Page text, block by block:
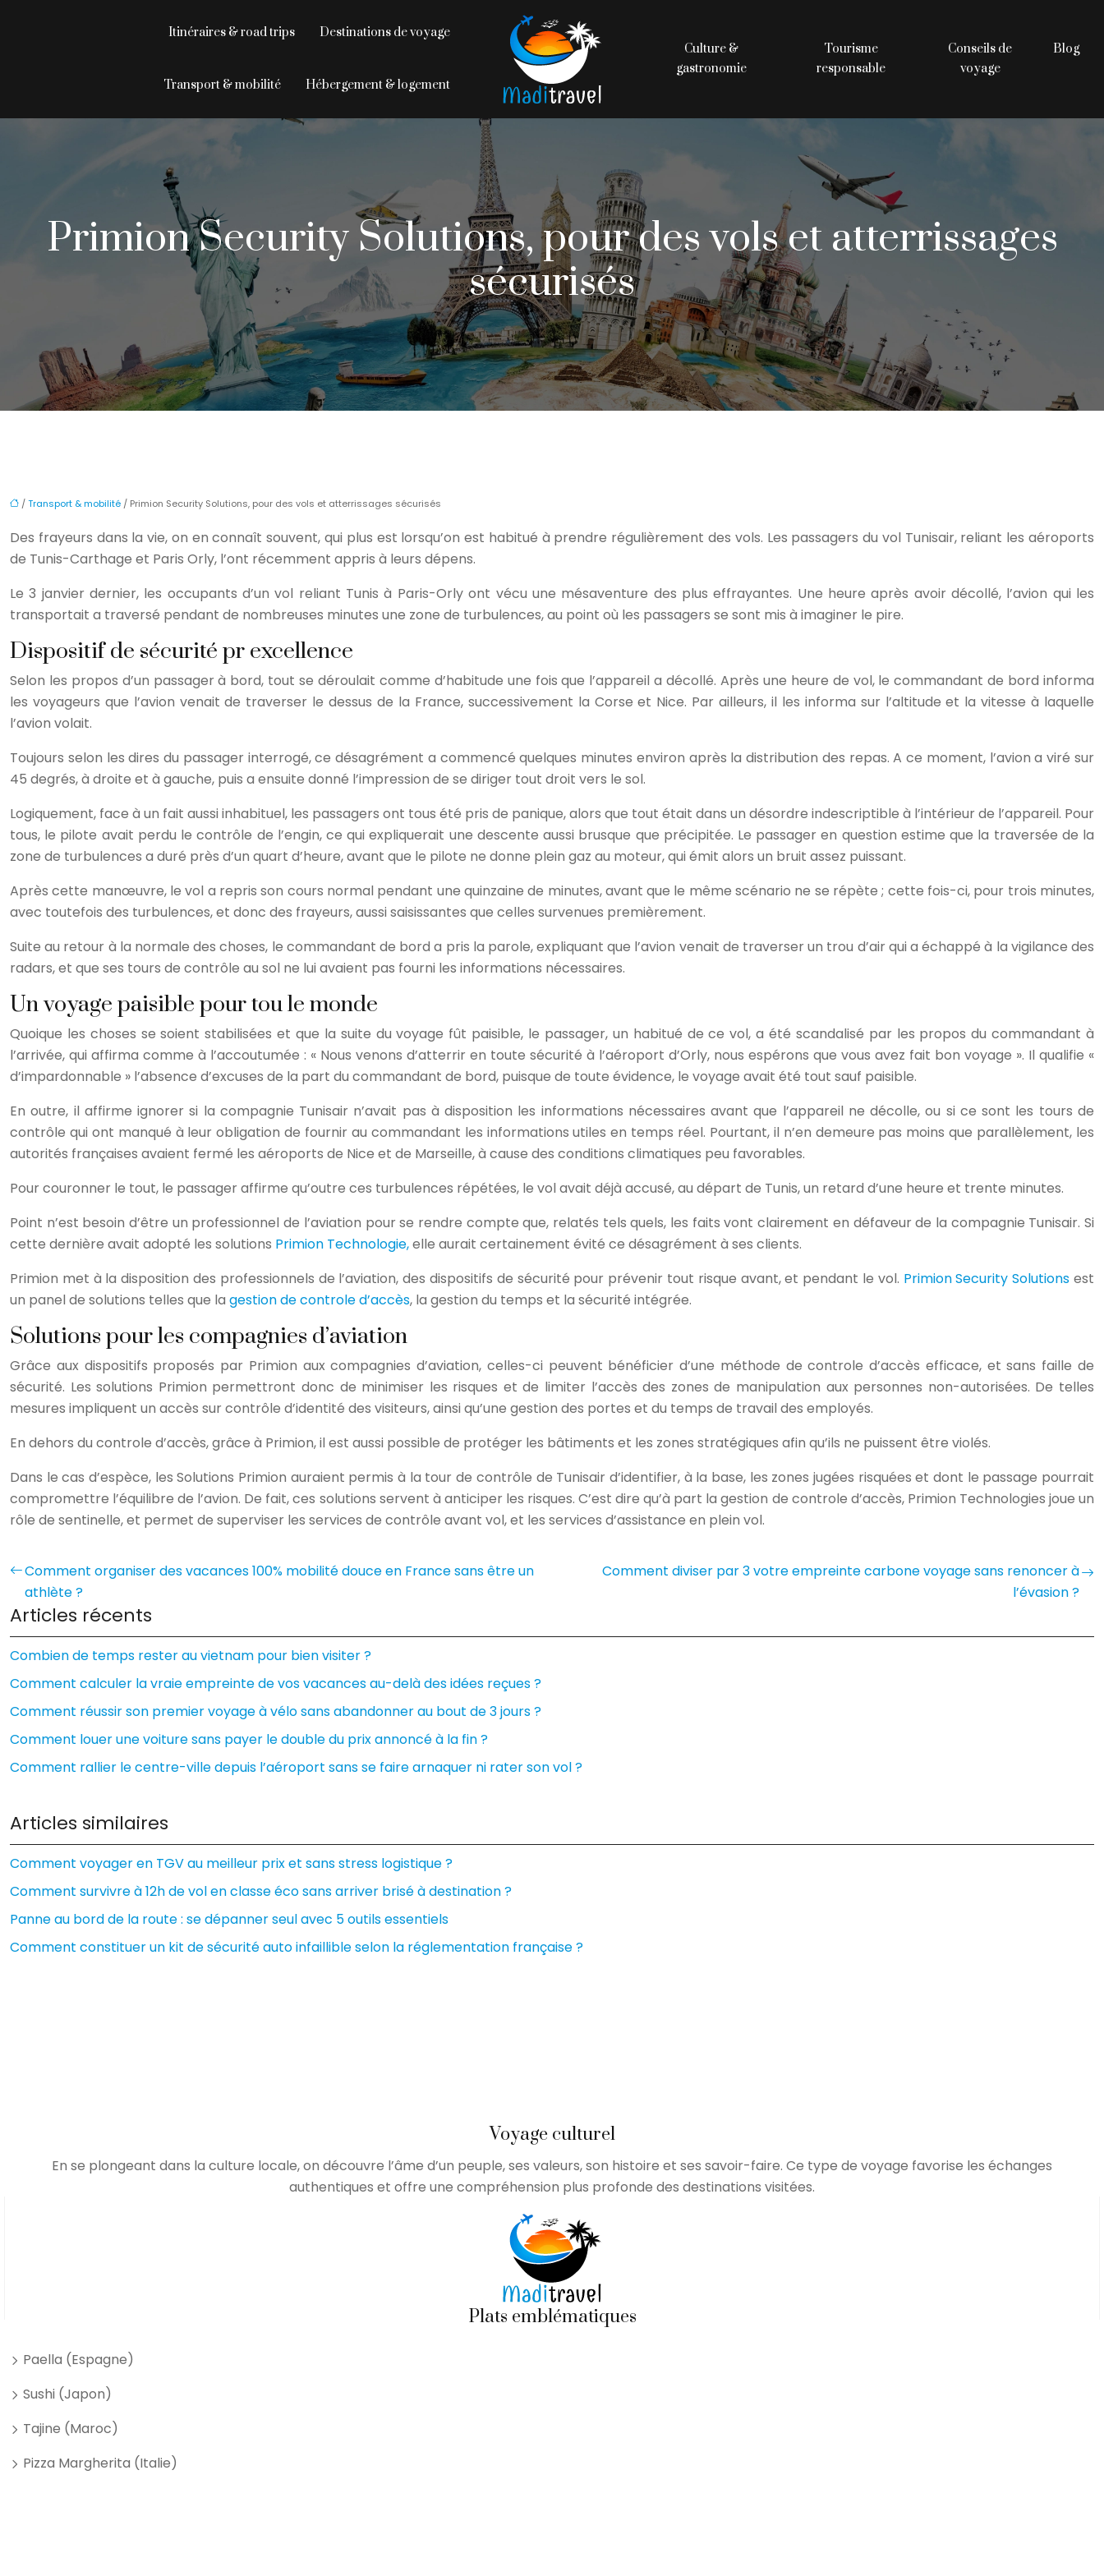
Destinations de voyage
Itinéraires & road trips
Hébergement & logement
Transport & mobilité
Culture &
gastronomie
Tourisme
responsable
Conseils de
voyage
Blog
Primion Security Solutions, pour des vols et atterrissages
sécurisés
/Transport & mobilité / Primion Security Solutions, pour des vols et atterrissages sécurisés
Des frayeurs dans la vie, on en connaît souvent, qui plus est lorsqu’on est habitué à prendre régulièrement des vols. Les passagers du vol Tunisair, reliant les aéroports
de Tunis-Carthage et Paris Orly, l’ont récemment appris à leurs dépens.
Le 3 janvier dernier, les occupants d’un vol reliant Tunis à Paris-Orly ont vécu une mésaventure des plus effrayantes. Une heure après avoir décollé, l’avion qui les
transportait a traversé pendant de nombreuses minutes une zone de turbulences, au point où les passagers se sont mis à imaginer le pire.
Dispositif de sécurité pr excellence
Selon les propos d’un passager à bord, tout se déroulait comme d’habitude une fois que l’appareil a décollé. Après une heure de vol, le commandant de bord informa
les voyageurs que l’avion venait de traverser le dessus de la France, successivement la Corse et Nice. Par ailleurs, il les informa sur l’altitude et la vitesse à laquelle
l’avion volait.
Toujours selon les dires du passager interrogé, ce désagrément a commencé quelques minutes environ après la distribution des repas. A ce moment, l’avion a viré sur
45 degrés, à droite et à gauche, puis a ensuite donné l’impression de se diriger tout droit vers le sol.
Logiquement, face à un fait aussi inhabituel, les passagers ont tous été pris de panique, alors que tout était dans un désordre indescriptible à l’intérieur de l’appareil. Pour
tous, le pilote avait perdu le contrôle de l’engin, ce qui expliquerait une descente aussi brusque que précipitée. Le passager en question estime que la traversée de la
zone de turbulences a duré près d’un quart d’heure, avant que le pilote ne donne plein gaz au moteur, qui émit alors un bruit assez puissant.
Après cette manœuvre, le vol a repris son cours normal pendant une quinzaine de minutes, avant que le même scénario ne se répète ; cette fois-ci, pour trois minutes,
avec toutefois des turbulences, et donc des frayeurs, aussi saisissantes que celles survenues premièrement.
Suite au retour à la normale des choses, le commandant de bord a pris la parole, expliquant que l’avion venait de traverser un trou d’air qui a échappé à la vigilance des
radars, et que ses tours de contrôle au sol ne lui avaient pas fourni les informations nécessaires.
Un voyage paisible pour tou le monde
Quoique les choses se soient stabilisées et que la suite du voyage fût paisible, le passager, un habitué de ce vol, a été scandalisé par les propos du commandant à
l’arrivée, qui affirma comme à l’accoutumée : « Nous venons d’atterrir en toute sécurité à l’aéroport d’Orly, nous espérons que vous avez fait bon voyage ». Il qualifie «
d’impardonnable » l’absence d’excuses de la part du commandant de bord, puisque de toute évidence, le voyage avait été tout sauf paisible.
En outre, il affirme ignorer si la compagnie Tunisair n’avait pas à disposition les informations nécessaires avant que l’appareil ne décolle, ou si ce sont les tours de
contrôle qui ont manqué à leur obligation de fournir au commandant les informations utiles en temps réel. Pourtant, il n’en demeure pas moins que parallèlement, les
autorités françaises avaient fermé les aéroports de Nice et de Marseille, à cause des conditions climatiques peu favorables.
Pour couronner le tout, le passager affirme qu’outre ces turbulences répétées, le vol avait déjà accusé, au départ de Tunis, un retard d’une heure et trente minutes.
Point n’est besoin d’être un professionnel de l’aviation pour se rendre compte que, relatés tels quels, les faits vont clairement en défaveur de la compagnie Tunisair. Si
cette dernière avait adopté les solutions Primion Technologie,elle aurait certainement évité ce désagrément à ses clients.
Primion met à la disposition des professionnels de l’aviation, des dispositifs de sécurité pour prévenir tout risque avant, et pendant le vol. Primion Security Solutions est
un panel de solutions telles que la gestion de controle d’accès, la gestion du temps et la sécurité intégrée.
Solutions pour les compagnies d’aviation
Grâce aux dispositifs proposés par Primion aux compagnies d’aviation, celles-ci peuvent bénéficier d’une méthode de controle d’accès efficace, et sans faille de
sécurité. Les solutions Primion permettront donc de minimiser les risques et de limiter l’accès des zones de manipulation aux personnes non-autorisées. De telles
mesures impliquent un accès sur contrôle d’identité des visiteurs, ainsi qu’une gestion des portes et du temps de travail des employés.
En dehors du controle d’accès, grâce à Primion, il est aussi possible de protéger les bâtiments et les zones stratégiques afin qu’ils ne puissent être violés.
Dans le cas d’espèce, les Solutions Primion auraient permis à la tour de contrôle de Tunisair d’identifier, à la base, les zones jugées risquées et dont le passage pourrait
compromettre l’équilibre de l’avion. De fait, ces solutions servent à anticiper les risques. C’est dire qu’à part la gestion de controle d’accès, Primion Technologies joue un
rôle de sentinelle, et permet de superviser les services de contrôle avant vol, et les services d’assistance en plein vol.
Comment organiser des vacances 100% mobilité douce en France sans être un
athlète ?
Comment diviser par 3 votre empreinte carbone voyage sans renoncer à
l’évasion ?
Articles récents
Combien de temps rester au vietnam pour bien visiter ?
Comment calculer la vraie empreinte de vos vacances au-delà des idées reçues ?
Comment réussir son premier voyage à vélo sans abandonner au bout de 3 jours ?
Comment louer une voiture sans payer le double du prix annoncé à la fin ?
Comment rallier le centre-ville depuis l’aéroport sans se faire arnaquer ni rater son vol ?
Articles similaires
Comment voyager en TGV au meilleur prix et sans stress logistique ?
Comment survivre à 12h de vol en classe éco sans arriver brisé à destination ?
Panne au bord de la route : se dépanner seul avec 5 outils essentiels
Comment constituer un kit de sécurité auto infaillible selon la réglementation française ?
Voyage culturel
En se plongeant dans la culture locale, on découvre l’âme d’un peuple, ses valeurs, son histoire et ses savoir-faire. Ce type de voyage favorise les échanges
authentiques et offre une compréhension plus profonde des destinations visitées.
Plats emblématiques
Paella (Espagne)
Sushi (Japon)
Tajine (Maroc)
Pizza Margherita (Italie)